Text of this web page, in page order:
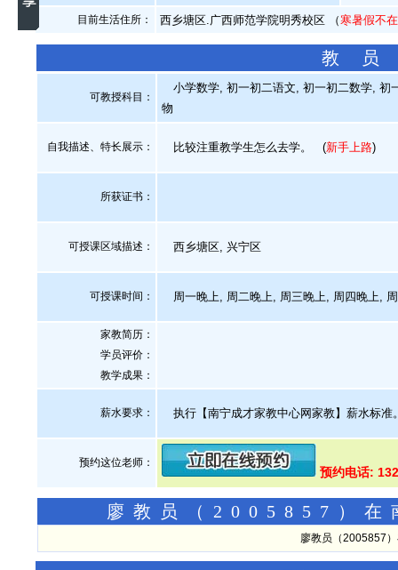
目前生活住所： 西乡塘区.广西师范学院明秀校区 （寒暑假不
教 员
可教授科目：
小学数学, 初一初二语文, 初一初二数学, 初
物
自我描述、特长展示 ： 比较注重教学生怎么去学。 (新手上路)
所获证书 ：
可授课区域描述： 西乡塘区, 兴宁区
可授课时间： 周一晚上, 周二晚上, 周三晚上, 周四晚上,
家教简历：
学员评价：
教学成果：
薪水要求： 执行【南宁成才家教中心网家教】薪水标准
预约这位老师：
预约电话:
廖教员（2005857）在
廖教员（2005857